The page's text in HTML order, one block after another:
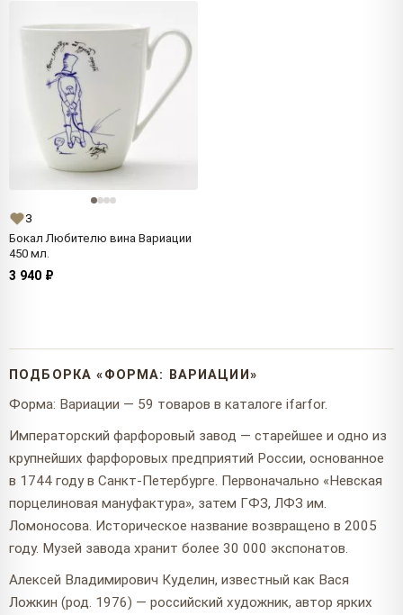
3
Бокал Любителю вина Вариации
450 мл.
3 940 ₽
ПОДБОРКА «ФОРМА: ВАРИАЦИИ»
Форма: Вариации — 59 товаров в каталоге ifarfor.
Императорский фарфоровый завод — старейшее и одно из
крупнейших фарфоровых предприятий России, основанное
в 1744 году в Санкт-Петербурге. Первоначально «Невская
порцелиновая мануфактура», затем ГФЗ, ЛФЗ им.
Ломоносова. Историческое название возвращено в 2005
году. Музей завода хранит более 30 000 экспонатов.
Алексей Владимирович Куделин, известный как Вася
Ложкин (род. 1976) — российский художник, автор ярких